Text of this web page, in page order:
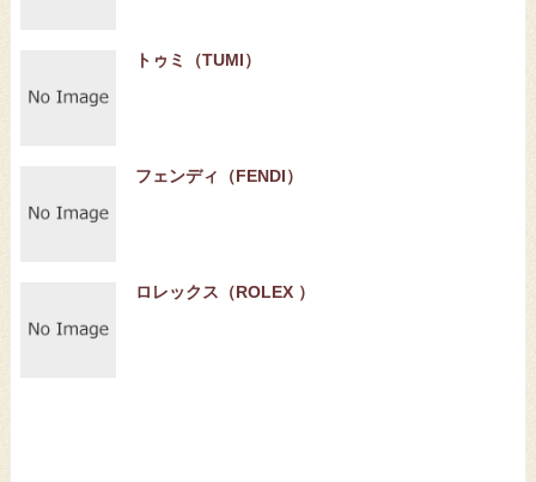
トゥミ（TUMI）
フェンディ（FENDI）
ロレックス（ROLEX ）